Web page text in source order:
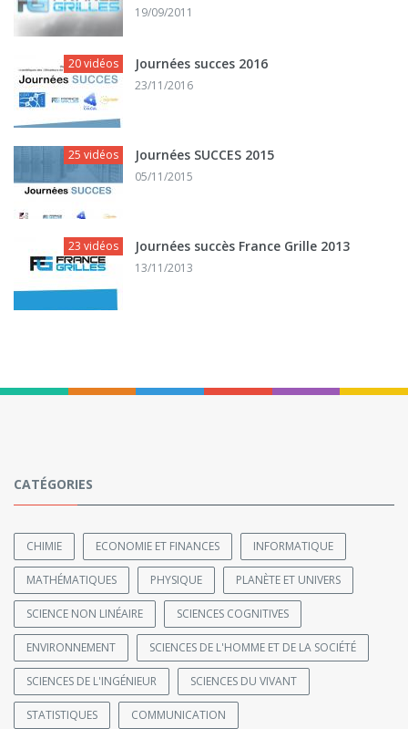
19/09/2011
20 vidéos Journées succes 2016
23/11/2016
25 vidéos Journées SUCCES 2015
05/11/2015
23 vidéos Journées succès France Grille 2013
13/11/2013
CATÉGORIES
CHIMIE ECONOMIE ET FINANCES INFORMATIQUE
MATHÉMATIQUES PHYSIQUE PLANÈTE ET UNIVERS
SCIENCE NON LINÉAIRE SCIENCES COGNITIVES
ENVIRONNEMENT SCIENCES DE L'HOMME ET DE LA SOCIÉTÉ
SCIENCES DE L'INGÉNIEUR SCIENCES DU VIVANT
STATISTIQUES COMMUNICATION